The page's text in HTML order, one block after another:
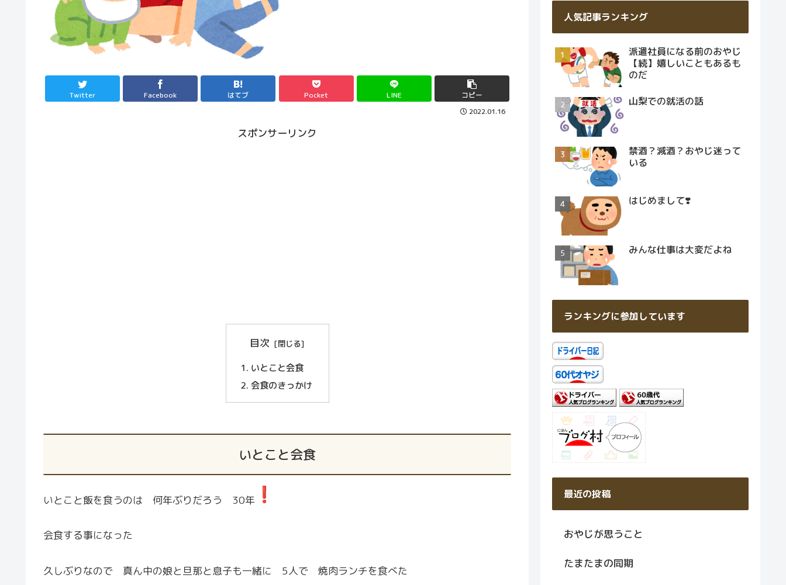
Twitter Facebook はてブ Pocket LINE
コピー
2022.01.16
スポンサーリンク
目次
いとこと会食
会食のきっかけ
いとこと会食
いとこと飯を食うのは 何年ぶりだろう 30年
会食する事になった
久しぶりなので 真ん中の娘と旦那と息子も一緒に 5人で 焼肉ランチを食べた
人気記事ランキング
派遣社員になる前のおやじ
【続】嬉しいこともあるも
のだ
山梨での就活の話
禁酒？減酒？おやじ迷って
いる
はじめまして❣️
みんな仕事は大変だよね
ランキングに参加しています
最近の投稿
おやじが思うこと
たまたまの同期